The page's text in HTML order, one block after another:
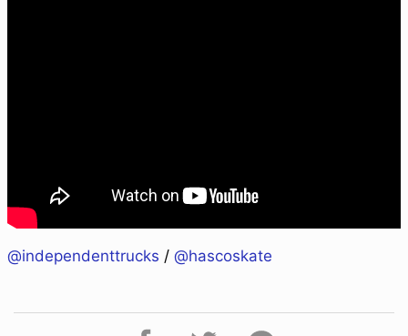
@independenttrucks / @hascoskate